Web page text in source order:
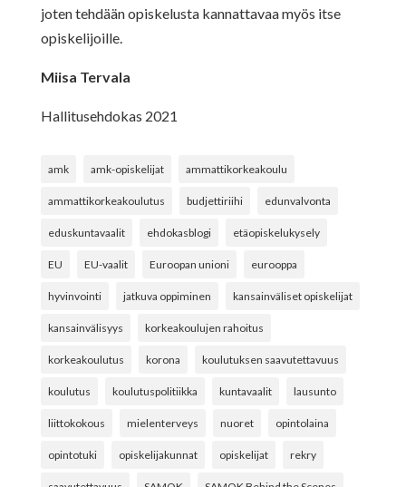
joten tehdään opiskelusta kannattavaa myös itse
opiskelijoille.
Miisa Tervala
Hallitusehdokas 2021
amk amk-opiskelijat ammattikorkeakoulu
ammattikorkeakoulutus budjettiriihi edunvalvonta
eduskuntavaalit ehdokasblogi etäopiskelukysely
EU EU-vaalit Euroopan unioni eurooppa
hyvinvointi jatkuva oppiminen kansainväliset opiskelijat
kansainvälisyys korkeakoulujen rahoitus
korkeakoulutus korona koulutuksen saavutettavuus
koulutus koulutuspolitiikka kuntavaalit lausunto
liittokokous mielenterveys nuoret opintolaina
opintotuki opiskelijakunnat opiskelijat rekry